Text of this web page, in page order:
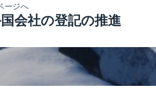
ージへ
会社の登記の推進